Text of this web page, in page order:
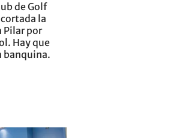
de Golf
la
Pilar por
Hay que
banquina.